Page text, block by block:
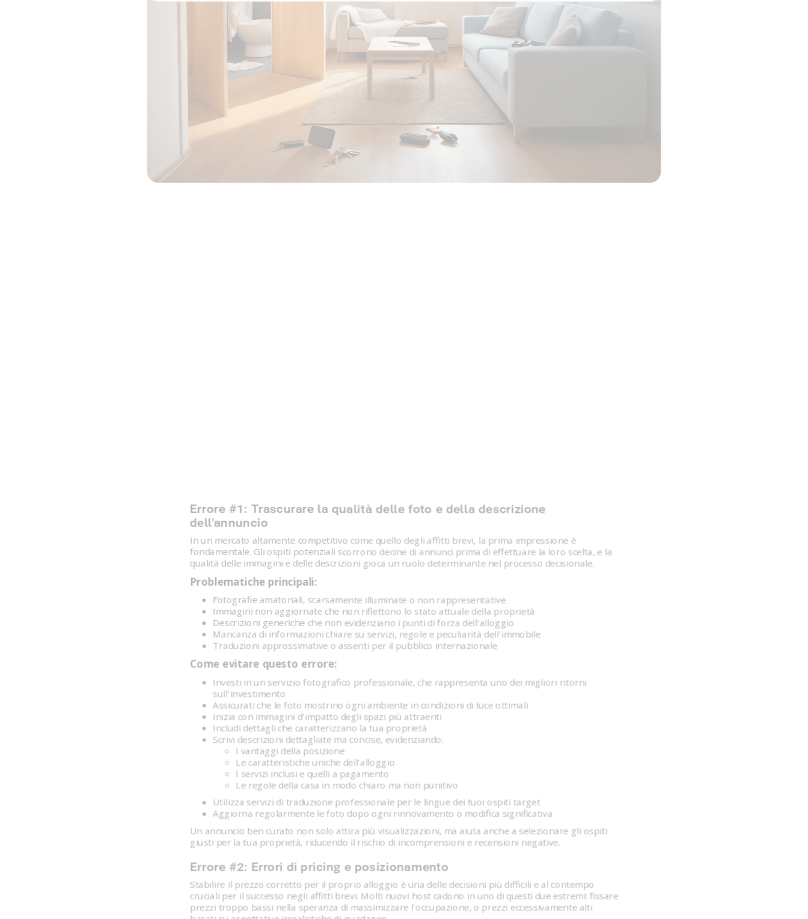
Errore #1: Trascurare la qualità delle foto e della descrizione
dell'annuncio
In un mercato altamente competitivo come quello degli affitti brevi, la prima impressione è
fondamentale. Gli ospiti potenziali scorrono decine di annunci prima di effettuare la loro scelta, e la
qualità delle immagini e delle descrizioni gioca un ruolo determinante nel processo decisionale.
Problematiche principali:
Fotografie amatoriali, scarsamente illuminate o non rappresentative
Immagini non aggiornate che non riflettono lo stato attuale della proprietà
Descrizioni generiche che non evidenziano i punti di forza dell'alloggio
Mancanza di informazioni chiare su servizi, regole e peculiarità dell'immobile
Traduzioni approssimative o assenti per il pubblico internazionale
Come evitare questo errore:
Investi in un servizio fotografico professionale, che rappresenta uno dei migliori ritorni
sull'investimento
Assicurati che le foto mostrino ogni ambiente in condizioni di luce ottimali
Inizia con immagini d'impatto degli spazi più attraenti
Includi dettagli che caratterizzano la tua proprietà
Scrivi descrizioni dettagliate ma concise, evidenziando:
I vantaggi della posizione
Le caratteristiche uniche dell'alloggio
I servizi inclusi e quelli a pagamento
Le regole della casa in modo chiaro ma non punitivo
Utilizza servizi di traduzione professionale per le lingue dei tuoi ospiti target
Aggiorna regolarmente le foto dopo ogni rinnovamento o modifica significativa
Un annuncio ben curato non solo attira più visualizzazioni, ma aiuta anche a selezionare gli ospiti
giusti per la tua proprietà, riducendo il rischio di incomprensioni e recensioni negative.
Errore #2: Errori di pricing e posizionamento
Stabilire il prezzo corretto per il proprio alloggio è una delle decisioni più difficili e al contempo
cruciali per il successo negli affitti brevi. Molti nuovi host cadono in uno di questi due estremi: fissare
prezzi troppo bassi nella speranza di massimizzare l'occupazione, o prezzi eccessivamente alti